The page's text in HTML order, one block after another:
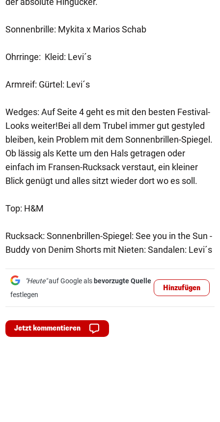
Sonnenbrille: Mykita x Marios Schab
Ohrringe: Kleid: Levi´s
Armreif: Gürtel: Levi´s
Wedges: Auf Seite 4 geht es mit den besten Festival-
Looks weiter!Bei all dem Trubel immer gut gestyled
bleiben, kein Problem mit dem Sonnenbrillen-Spiegel.
Ob lässig als Kette um den Hals getragen oder
einfach im Fransen-Rucksack verstaut, ein kleiner
Blick genügt und alles sitzt wieder dort wo es soll.
Top: H&M
Rucksack: Sonnenbrillen-Spiegel: See you in the Sun -
Buddy von Denim Shorts mit Nieten: Sandalen: Levi´s
"Heute"auf Google als bevorzugte Quelle
festlegen
Hinzufügen
Jetzt kommentieren